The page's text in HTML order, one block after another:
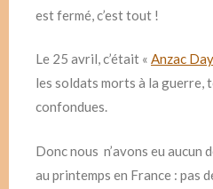
est fermé, c’est tout !
Le 25 avril, c’était « Anzac Day
les soldats morts à la guerre,
confondues.
Donc nous n’avons eu aucun
au printemps en France : pas